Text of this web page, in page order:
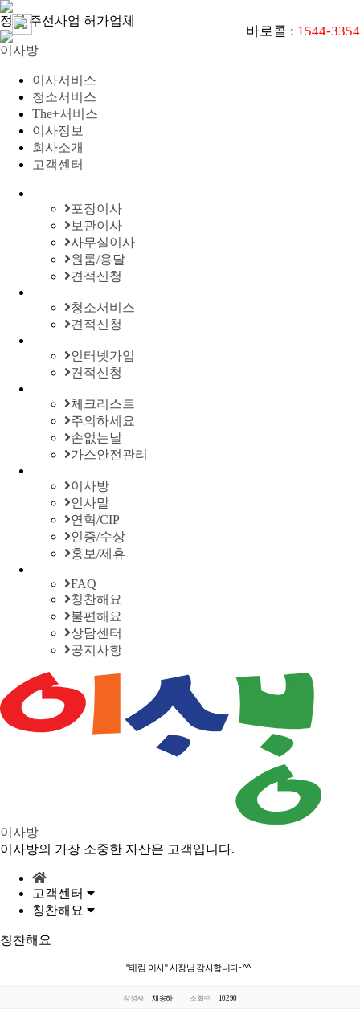
정식 주선사업 허가업체
이사방
이사서비스
청소서비스
The+서비스
이사정보
회사소개
고객센터
바로콜 : 1544-3354
포장이사
보관이사
사무실이사
원룸/용달
견적신청
청소서비스
견적신청
인터넷가입
견적신청
체크리스트
주의하세요
손없는날
가스안전관리
이사방
인사말
연혁/CIP
인증/수상
홍보/제휴
FAQ
칭찬해요
불편해요
상담센터
공지사항
이사방
이사방의 가장 소중한 자산은 고객입니다.
고객센터
칭찬해요
칭찬해요
"태림 이사" 사장님 감사합니다~^^
작성자 채송하 조회수 10290